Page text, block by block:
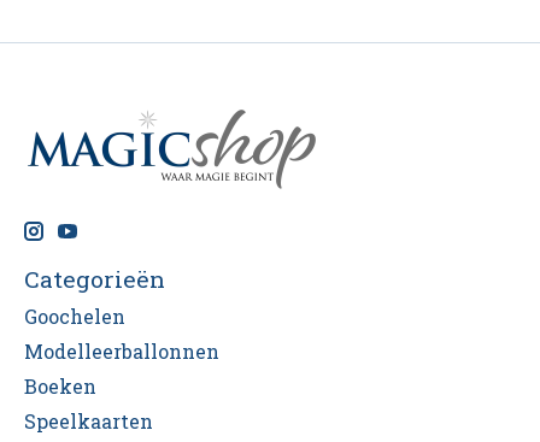
Categorieën
Goochelen
Modelleerballonnen
Boeken
Speelkaarten